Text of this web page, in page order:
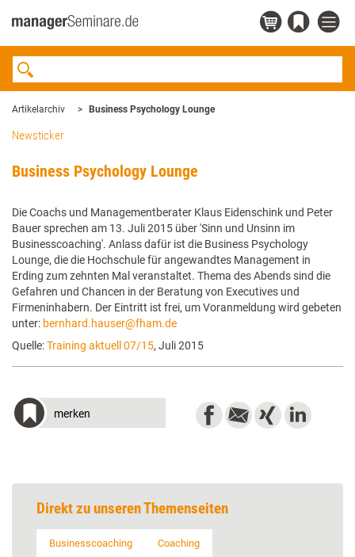
Artikelarchiv Business Psychology Lounge
Newsticker
Business Psychology Lounge
Die Coachs und Managementberater Klaus Eidenschink und Peter
Bauer sprechen am 13. Juli 2015 über 'Sinn und Unsinn im
Businesscoaching'. Anlass dafür ist die Business Psychology
Lounge, die die Hochschule für angewandtes Management in
Erding zum zehnten Mal veranstaltet. Thema des Abends sind die
Gefahren und Chancen in der Beratung von Executives und
Firmeninhabern. Der Eintritt ist frei, um Voranmeldung wird gebeten
unter: bernhard.hauser@fham.de
Quelle:Training aktuell 07/15, Juli 2015
merken
Direkt zu unseren Themenseiten
Businesscoaching Coaching